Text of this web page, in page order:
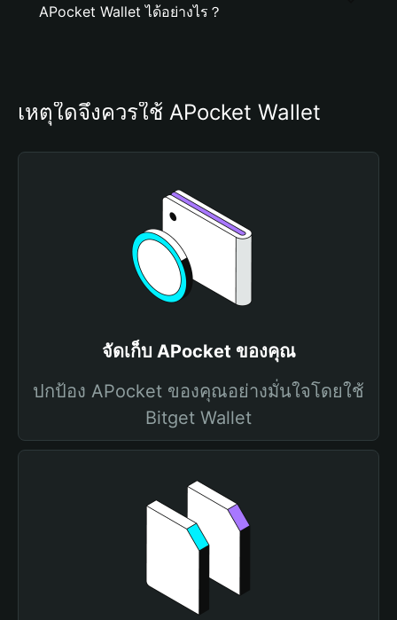
APocket Wallet ได้อย่างไร？
เหตุใดจึงควรใช้ APocket Wallet
จัดเก็บ APocket ของคุณ
ปกป้อง APocket ของคุณอย่างมั่นใจโดยใช้
Bitget Wallet